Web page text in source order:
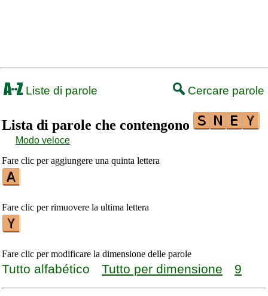
Liste di parole Cercare parole
Lista di parole che contengono
Modo veloce
Fare clic per aggiungere una quinta lettera
Fare clic per rimuovere la ultima lettera
Fare clic per modificare la dimensione delle parole
Tutto alfabético Tutto per dimensione 9